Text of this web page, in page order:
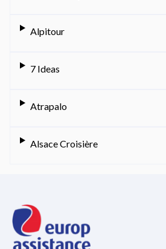
Alpitour
7 Ideas
Atrapalo
Alsace Croisière